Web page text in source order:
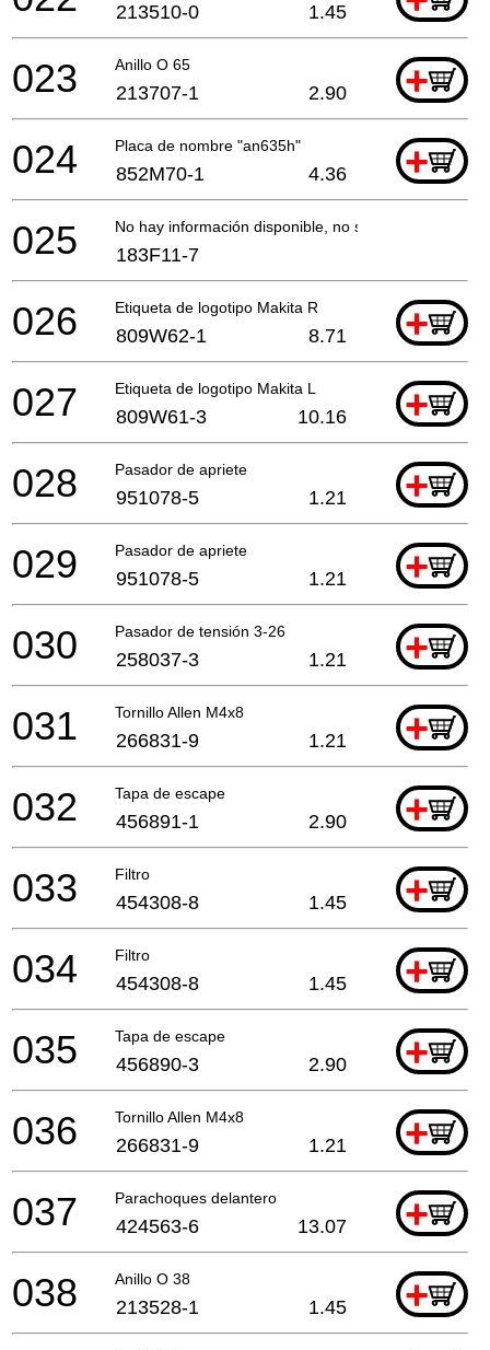
213510-0 1.45
Anillo O 65 +
023 213707-1 2.90
Placa de nombre "an635h" +
024 852M70-1 4.36
No hay información disponible, no se puede pedir
025 183F11-7
Etiqueta de logotipo Makita R +
026 809W62-1 8.71
Etiqueta de logotipo Makita L +
027 809W61-3 10.16
Pasador de apriete +
028 951078-5 1.21
Pasador de apriete +
029 951078-5 1.21
Pasador de tensión 3-26 +
030 258037-3 1.21
Tornillo Allen M4x8 +
031 266831-9 1.21
Tapa de escape +
032 456891-1 2.90
Filtro +
033 454308-8 1.45
Filtro +
034 454308-8 1.45
Tapa de escape +
035 456890-3 2.90
Tornillo Allen M4x8 +
036 266831-9 1.21
Parachoques delantero +
037 424563-6 13.07
Anillo O 38 +
038 213528-1 1.45